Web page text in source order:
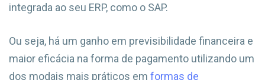
integrada ao seu ERP, como o SAP.
Ou seja, há um ganho em previsibilidade financeira e
maior eficácia na forma de pagamento utilizando um
dos modais mais práticos em formas de